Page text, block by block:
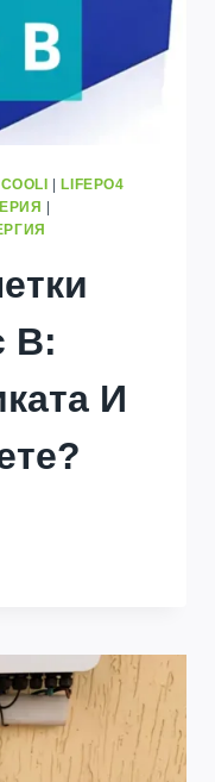
LIFEPO4
B:
И